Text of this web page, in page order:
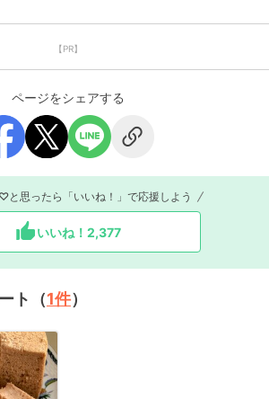
【PR】
ページをシェアする
と思ったら「いいね！」で応援しよう
いいね！ 2,377
ト（1件）